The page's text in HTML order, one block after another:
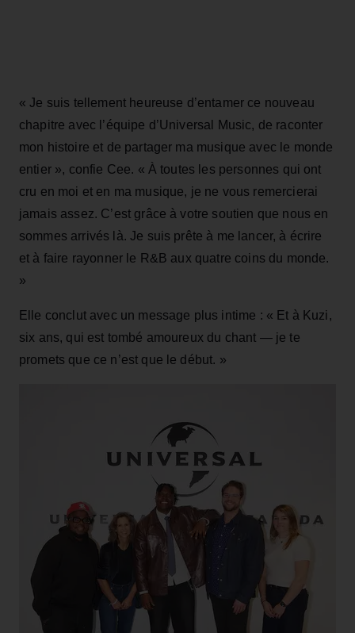
« Je suis tellement heureuse d’entamer ce nouveau
chapitre avec l’équipe d’Universal Music, de raconter
mon histoire et de partager ma musique avec le monde
entier », confie Cee. « À toutes les personnes qui ont
cru en moi et en ma musique, je ne vous remercierai
jamais assez. C’est grâce à votre soutien que nous en
sommes arrivés là. Je suis prête à me lancer, à écrire
et à faire rayonner le R&B aux quatre coins du monde.
»
Elle conclut avec un message plus intime : « Et à Kuzi,
six ans, qui est tombé amoureux du chant — je te
promets que ce n’est que le début. »